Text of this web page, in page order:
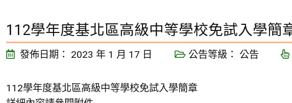
112學年度基北區高級中等學校免試入學簡
發佈日期： 2023 年 1 月 17 日 公告等級： 公告
112學年度基北區高級中等學校免試入學簡章